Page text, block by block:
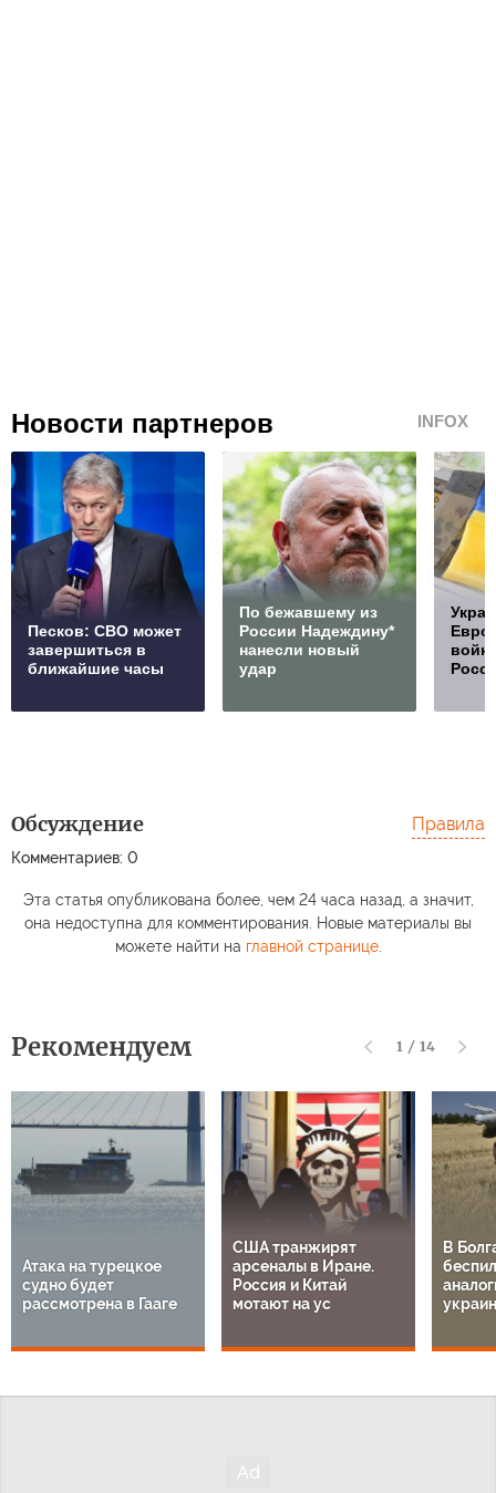
Новости партнеров INFOX
Песков: СВО может
завершиться в
ближайшие часы
По бежавшему из
России Надеждину*
нанесли новый
удар
Обсуждение
Комментариев: 0
Правила
Эта статья опубликована более, чем 24 часа назад, а значит,
она недоступна для комментирования. Новые материалы вы
можете найти на главной странице.
Рекомендуем 1 / 14
Атака на турецкое
судно будет
рассмотрена в Гааге
США транжирят
арсеналы в Иране.
Россия и Китай
мотают на ус
В